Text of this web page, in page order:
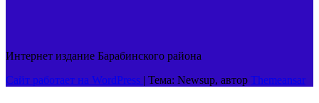
Интернет издание Барабинского района
Сайт работает на WordPress | Тема: Newsup, автор Themeansar